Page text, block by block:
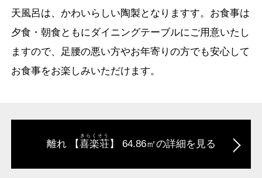
天風呂は、かわいらしい陶製となりますす。お食事は
夕食・朝食ともにダイニングテーブルにご用意いたし
ますので、足腰の悪い方やお年寄りの方でも安心して
お食事をお楽しみいただけます。
離れ 【喜楽荘
きらくそう
】 64.86㎡の詳細を見る